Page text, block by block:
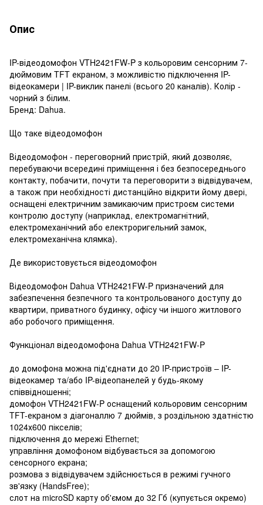
Опис
IP-відеодомофон VTH2421FW-P з кольоровим сенсорним 7-
дюймовим TFT екраном, з можливістю підключення IP-
відеокамери | IP-виклик панелі (всього 20 каналів). Колір -
чорний з білим.
Бренд: Dahua.
Що таке відеодомофон
Відеодомофон - переговорний пристрій, який дозволяє,
перебуваючи всередині приміщення і без безпосереднього
контакту, побачити, почути та переговорити з відвідувачем,
а також при необхідності дистанційно відкрити йому двері,
оснащені електричним замикаючим пристроєм системи
контролю доступу (наприклад, електромагнітний,
електромеханічний або електроригельний замок,
електромеханічна клямка).
Де використовується відеодомофон
Відеодомофон Dahua VTH2421FW-P призначений для
забезпечення безпечного та контрольованого доступу до
квартири, приватного будинку, офісу чи іншого житлового
або робочого приміщення.
Функціонал відеодомофона Dahua VTH2421FW-P
до домофона можна під'єднати до 20 IP-пристроїв – IP-
відеокамер та/або IP-відеопанелей у будь-якому
співвідношенні;
домофон VTH2421FW-P оснащений кольоровим сенсорним
TFT-екраном з діагоналлю 7 дюймів, з роздільною здатністю
1024х600 пікселів;
підключення до мережі Ethernet;
управління домофоном відбувається за допомогою
сенсорного екрана;
розмова з відвідувачем здійснюється в режимі гучного
зв'язку (HandsFree);
слот на microSD карту об'ємом до 32 Гб (купується окремо)